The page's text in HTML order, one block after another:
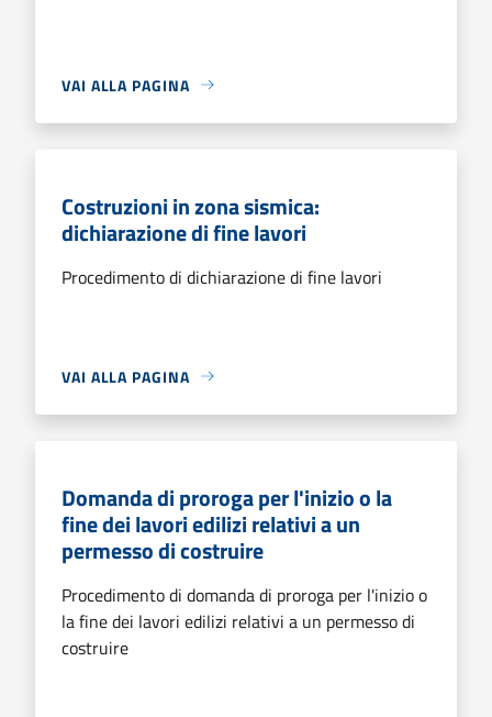
VAI ALLA PAGINA
Costruzioni in zona sismica:
dichiarazione di fine lavori
Procedimento di dichiarazione di fine lavori
VAI ALLA PAGINA
Domanda di proroga per l'inizio o la
fine dei lavori edilizi relativi a un
permesso di costruire
Procedimento di domanda di proroga per l'inizio o
la fine dei lavori edilizi relativi a un permesso di
costruire